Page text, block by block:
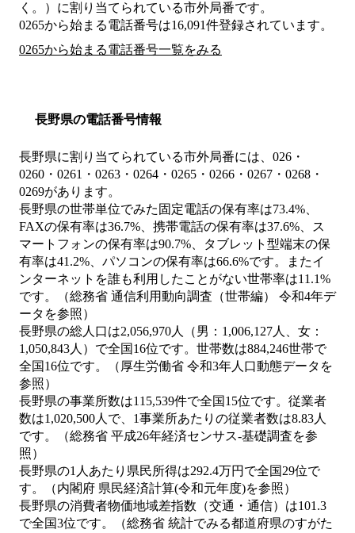
く。） に割り当てられている市外局番です。
0265から始まる電話番号は16,091件登録されています。
0265から始まる電話番号一覧をみる
長野県の電話番号情報
長野県に割り当てられている市外局番には、026・
0260・0261・0263・0264・0265・0266・0267・0268・
0269があります。
長野県の世帯単位でみた固定電話の保有率は73.4%、
FAXの保有率は36.7%、携帯電話の保有率は37.6%、ス
マートフォンの保有率は90.7%、タブレット型端末の保
有率は41.2%、パソコンの保有率は66.6%です。またイ
ンターネットを誰も利用したことがない世帯率は11.1%
です。（総務省 通信利用動向調査（世帯編） 令和4年デ
ータを参照）
長野県の総人口は2,056,970人（男：1,006,127人、女：
1,050,843人）で全国16位です。世帯数は884,246世帯で
全国16位です。（厚生労働省 令和3年人口動態データを
参照）
長野県の事業所数は115,539件で全国15位です。従業者
数は1,020,500人で、1事業所あたりの従業者数は8.83人
です。（総務省 平成26年経済センサス‐基礎調査を参
照）
長野県の1人あたり県民所得は292.4万円で全国29位で
す。（内閣府 県民経済計算(令和元年度)を参照）
長野県の消費者物価地域差指数（交通・通信）は101.3
で全国3位です。（総務省 統計でみる都道府県のすがた